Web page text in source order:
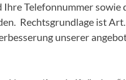
Telefonnummer
Rechtsgrundlage ist
unserer